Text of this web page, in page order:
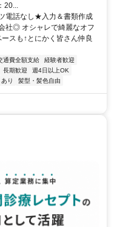
20...
電話なし★入力＆書類作成
社◎ オシャレで綺麗なオフ
スも↑とにかく皆さん仲良
通費全額支給
経験者歓迎
長期歓迎
週4日以上OK
り 髪型・髪色自由